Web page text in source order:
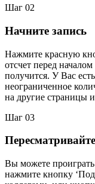
Шаг 02
Начните запись
Нажмите красную
отсчет перед
получится. У Вас
неограниченное
на другие страницы
Шаг 03
Вы можете проиграть
нажмите кнопку